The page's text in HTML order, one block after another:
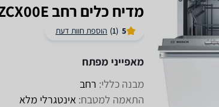
מדיח כלים ‏רחב Bosch SMV6ZCX00E בוש
5
(1) הוספת חוות דעת
מאפייני מפתח
מבנה כללי: רחב
התאמה למטבח: אינטגרלי מלא